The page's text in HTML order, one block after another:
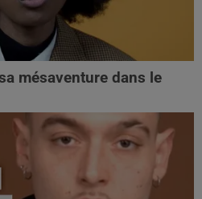
mésaventure dans le